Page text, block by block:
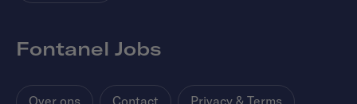
Fontanel Jobs
Over ons Contact Privacy & Terms